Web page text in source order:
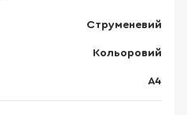
Cтруменевий
Кольоровий
A4